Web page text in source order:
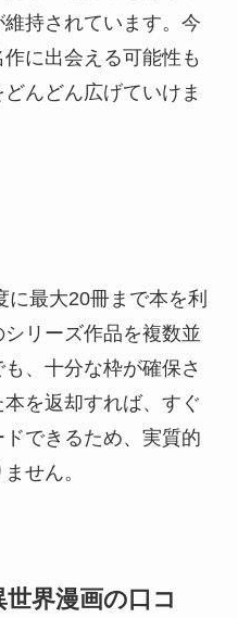
持されています。今
に出会える可能性も
んどん広げていけま
最大20冊まで本を利
リーズ作品を複数並
、十分な枠が確保さ
を返却すれば、すぐ
できるため、実質的
せん。
界漫画の口コ